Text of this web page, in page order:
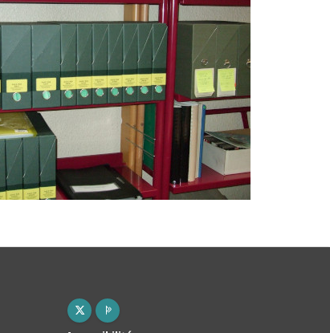
X ( nouvelle fenêtre)
Page pro ( nouvelle fenêtre)